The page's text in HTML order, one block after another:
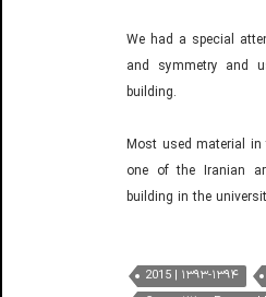
We had a special
and symmetry and
building.
Most used material
one of the Iranian
building in the
2015 | ۱۳۹۳-۱۳۹۴